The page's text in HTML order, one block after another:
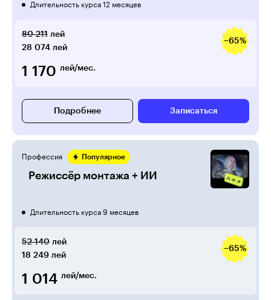
Длительность курса 12 месяцев
80 211 лей
28 074 лей
−65%
1 170 лей/мес.
Подробнее Записаться
Профессия Популярное
Режиссёр монтажа + ИИ
Длительность курса 9 месяцев
52 140 лей
18 249 лей
−65%
1 014 лей/мес.